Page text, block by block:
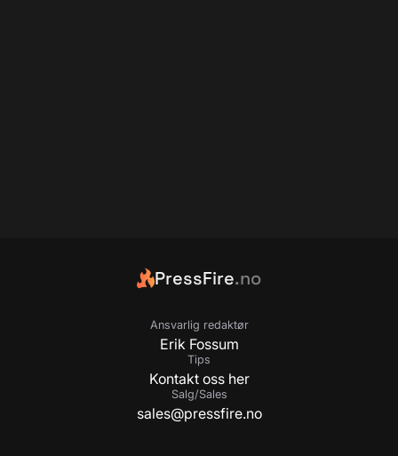
PressFire.no
Ansvarlig redaktør
Erik Fossum
Tips
Kontakt oss her
Salg/Sales
sales@pressfire.no